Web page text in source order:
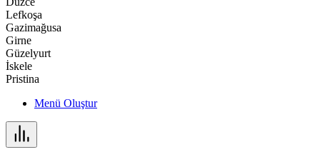
Lefkoşa
Gazimağusa
Girne
Güzelyurt
İskele
Pristina
Menü Oluştur